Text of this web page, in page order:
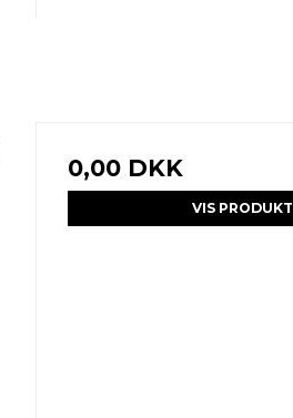
0,00 DKK
VIS PRODUKT